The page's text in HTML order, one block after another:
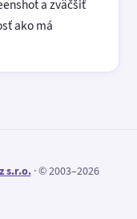
a zväčšiť
ako má
s.r.o.· © 2003–2026